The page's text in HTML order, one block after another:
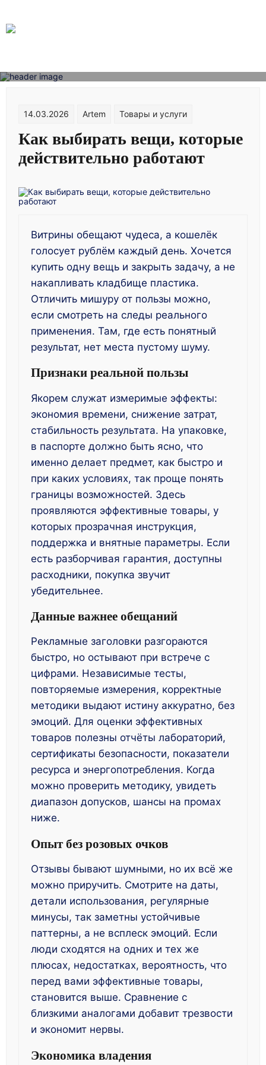
content
14.03.2026 Artem Товары и услуги
Как выбирать вещи, которые
действительно работают
Витрины обещают чудеса, а кошелёк
голосует рублём каждый день. Хочется
купить одну вещь и закрыть задачу, а не
накапливать кладбище пластика.
Отличить мишуру от пользы можно,
если смотреть на следы реального
применения. Там, где есть понятный
результат, нет места пустому шуму.
Признаки реальной пользы
Якорем служат измеримые эффекты:
экономия времени, снижение затрат,
стабильность результата. На упаковке,
в паспорте должно быть ясно, что
именно делает предмет, как быстро и
при каких условиях, так проще понять
границы возможностей. Здесь
проявляются эффективные товары, у
которых прозрачная инструкция,
поддержка и внятные параметры. Если
есть разборчивая гарантия, доступны
расходники, покупка звучит
убедительнее.
Данные важнее обещаний
Рекламные заголовки разгораются
быстро, но остывают при встрече с
цифрами. Независимые тесты,
повторяемые измерения, корректные
методики выдают истину аккуратно, без
эмоций. Для оценки эффективных
товаров полезны отчёты лабораторий,
сертификаты безопасности, показатели
ресурса и энергопотребления. Когда
можно проверить методику, увидеть
диапазон допусков, шансы на промах
ниже.
Опыт без розовых очков
Отзывы бывают шумными, но их всё же
можно приручить. Смотрите на даты,
детали использования, регулярные
минусы, так заметны устойчивые
паттерны, а не всплеск эмоций. Если
люди сходятся на одних и тех же
плюсах, недостатках, вероятность, что
перед вами эффективные товары,
становится выше. Сравнение с
близкими аналогами добавит трезвости
и экономит нервы.
Экономика владения